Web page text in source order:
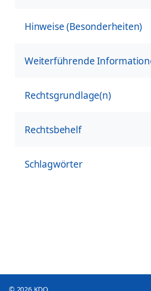
Hinweise (Besonderheiten)
Weiterführende
Rechtsgrundlage(n)
Rechtsbehelf
Schlagwörter